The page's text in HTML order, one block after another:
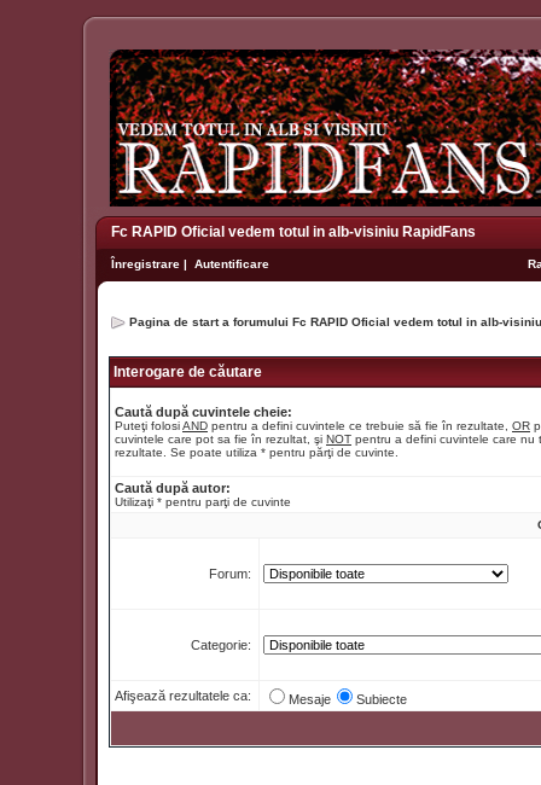
Fc RAPID Oficial vedem totul in alb-visiniu RapidFans
Înregistrare | Autentificare
Pagina de start a forumului Fc RAPID Oficial vedem totul in alb-
Interogare de căutare
Caută după cuvintele cheie:
Puteţi folosiAND pentru a defini cuvintele ce trebuie să fie în rezultate, OR
cuvintele care pot sa fie în rezultat, şi NOT pentru a defini cuvintele care nu
rezultate. Se poate utiliza * pentru părţi de cuvinte.
Caută după autor:
Utilizaţi * pentru parţi de cuvinte
Forum:
Categorie:
Afişează rezultatele ca: Mesaje Subiecte